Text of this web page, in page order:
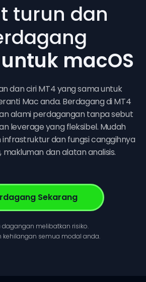
turun dan
macOS
dan ciri MT4 yang sama untuk
Mac anda. Berdagang di MT4
alami perdagangan tanpa sebut
leverage yang fleksibel. Mudah
dan fungsi canggihnya
dan alatan analisis.
Sekarang
dagangan melibatkan risiko.
kehilangan semua modal anda.